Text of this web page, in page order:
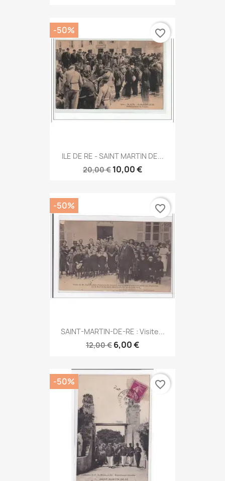
ILE DE RE - SAINT MARTIN DE...
20,00 € 10,00 €
-50% favorite_border
SAINT-MARTIN-DE-RE : Visite...
12,00 € 6,00 €
-50% favorite_border
-50% favorite_border